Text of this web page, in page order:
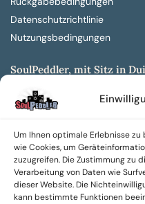
Um Ihnen optimale Erlebnisse
wie Cookies, um
zuzugreifen. Die Zustimmung zu
Verarbeitung von Daten wie
dieser Website. Die
kann bestimmte Funktionen
Datenschutzrichtlinie
Nutzungsbedingungen
SoulPeddler, mit Sitz in
entwickelt aus dem
unserer Online-Gig-
Wir bieten eine breite
sammelwürdigen als auch
Vinyl, CD und weiteren Medien.
Sowohl neue als auch